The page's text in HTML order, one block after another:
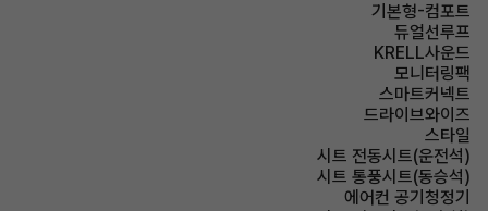
기본형-컴포트
듀얼선루프
KRELL사운드
모니터링팩
스마트커넥트
드라이브와이즈
스타일
시트 전동시트(운전석)
시트 통풍시트(동승석)
에어컨 공기청정기